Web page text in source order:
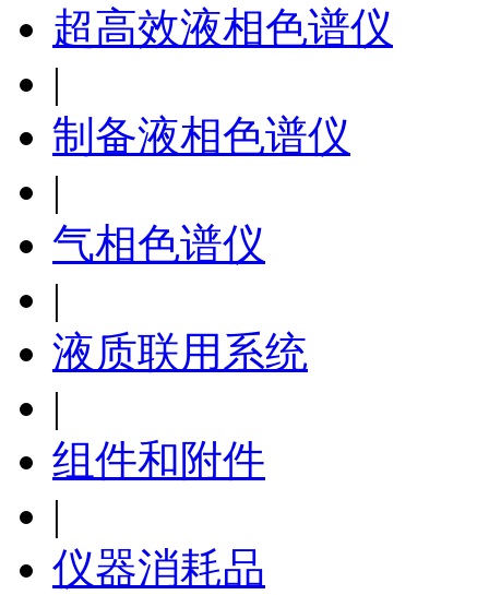
超高效液相色谱仪
|
制备液相色谱仪
|
气相色谱仪
|
液质联用系统
|
组件和附件
|
仪器消耗品